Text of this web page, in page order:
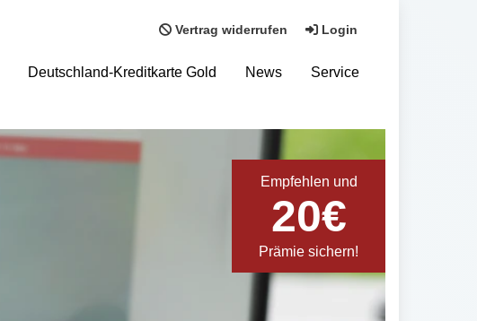
Vertrag widerrufen Login
Deutschland-Kreditkarte Gold News Service
Empfehlen und
20€
Prämie sichern!